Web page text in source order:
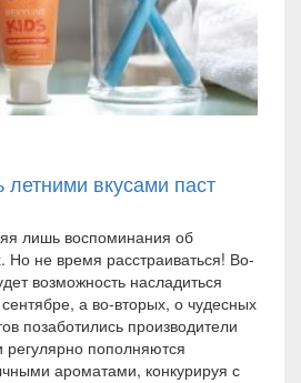
летними вкусами паст
лишь воспоминания об
Но не время расстраиваться! Во-
возможность насладиться
а во-вторых, о чудесных
позаботились производители
регулярно пополняются
ароматами, конкурируя с